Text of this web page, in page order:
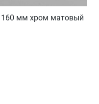
160 мм хром матовый